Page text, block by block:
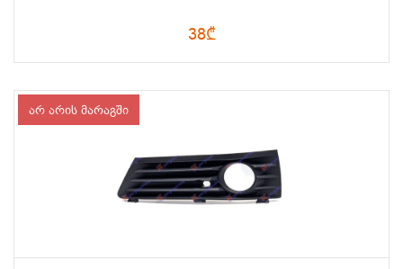
38₾
არ არის მარაგში